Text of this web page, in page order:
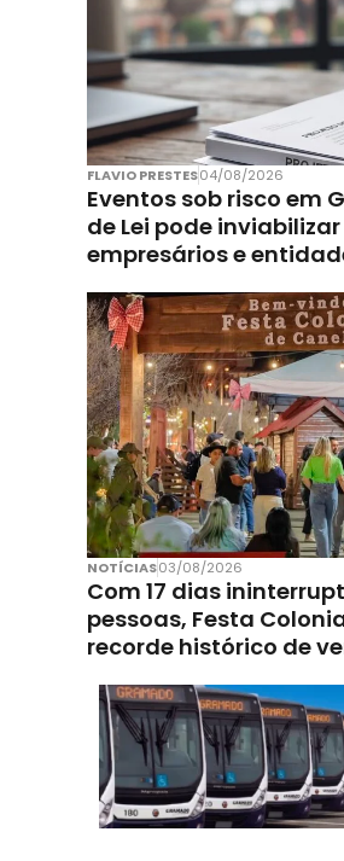
FLAVIO PRESTES04/08/2026
Eventos sob risco em
de Lei pode
empresários e
NOTÍCIAS03/08/2026
Com 17 dias
pessoas, Festa
recorde histórico de